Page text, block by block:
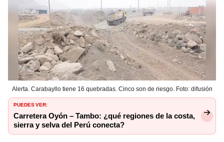
Alerta. Carabayllo tiene 16 quebradas. Cinco son de riesgo. Foto: difusión
PUEDES VER:
Carretera Oyón – Tambo: ¿qué regiones de la costa,
sierra y selva del Perú conecta?